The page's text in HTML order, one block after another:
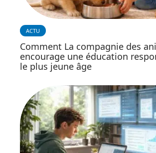
ACTU
Comment La compagnie des
encourage une éducation
le plus jeune âge